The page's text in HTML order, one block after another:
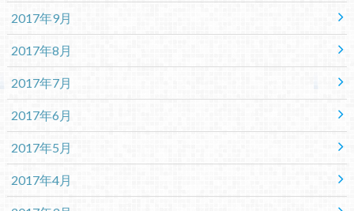
2017年9月
2017年8月
2017年7月
2017年6月
2017年5月
2017年4月